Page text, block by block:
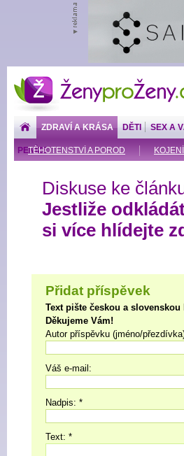
ŽenyproŽeny.cz
ZDRAVÍ A KRÁSA
TĚHOTENSTVÍ A POROD
DĚTI SEX A
PENÍZE
Diskuse ke
Jestliže
si více hlídejte
Přidat příspěvek
Text pište českou a
Děkujeme Vám!
Autor příspěvku (jméno/
Váš e-mail:
Nadpis: *
Text: *